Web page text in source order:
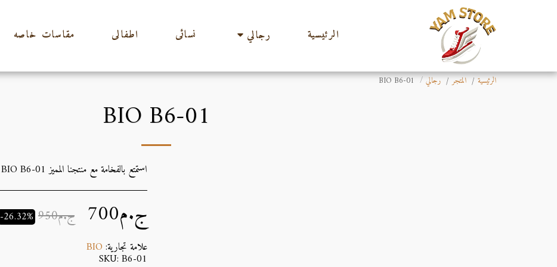
الرئيسية رجالي نسائى اطفالى مقاسات خاصه
الرئيسية المتجر رجالي BIO B6-01
BIO B6-01
استمتع بالفخامة مع منتجنا المميز BIO B6-01 المخصص للرجال.
ج.م700 ج.م950
-26.32%
علامة تجارية: BIO
SKU: B6-01